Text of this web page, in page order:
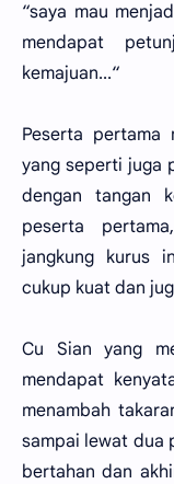
“saya mau
mendapat
kemajuan...“
Peserta pertama
yang seperti juga
dengan tangan
peserta
jangkung kurus
cukup kuat dan
Cu Sian yang
mendapat
menambah
sampai lewat dua
bertahan dan